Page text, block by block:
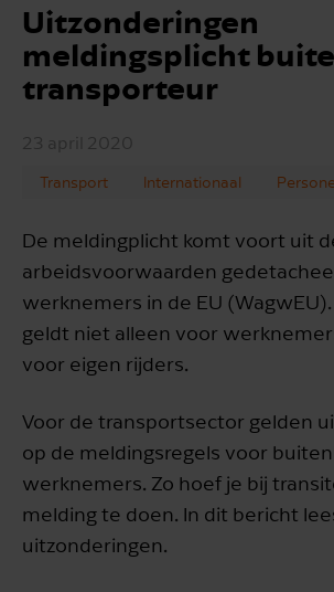
Uitzonderingen
meldingsplicht
transporteur
23 april 2020
Transport Internationaal
De meldingplicht komt voort uit
arbeidsvoorwaarden
werknemers in de EU
geldt niet alleen voor
voor eigen rijders.
Voor de transportsector gelden
op de meldingsregels voor
werknemers. Zo hoef je bij
melding te doen. In dit bericht
uitzonderingen.